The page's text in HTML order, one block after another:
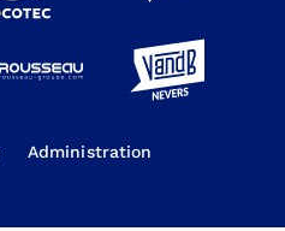
Administration